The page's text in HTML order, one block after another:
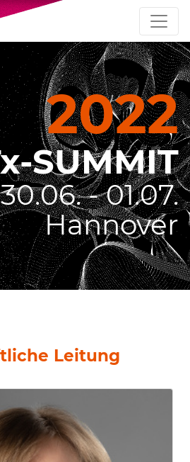
2022
SUMMIT
30.06. - 01.07.
Hannover
Leitung